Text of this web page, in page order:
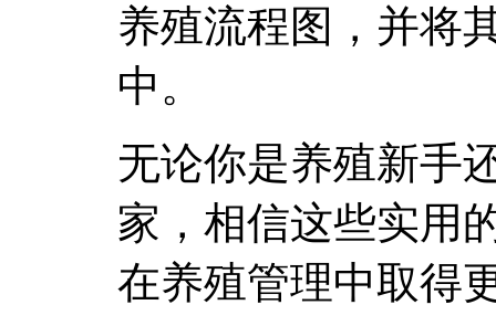
养殖流程图，并将
中。
无论你是养殖新手
家，相信这些实用
在养殖管理中取得